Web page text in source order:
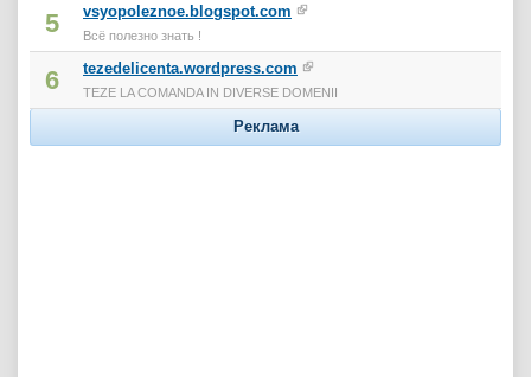
5 vsyopoleznoe.blogspot.com
Всё полезно знать !
6 tezedelicenta.wordpress.com
TEZE LA COMANDA IN DIVERSE DOMENII
Реклама